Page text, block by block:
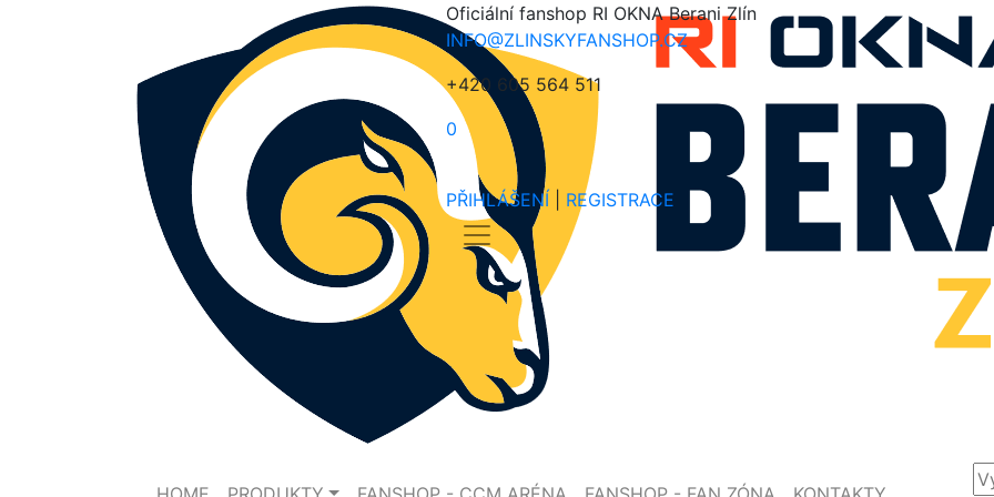
Oficiální fanshop RI OKNA Berani Zlín
INFO@ZLINSKYFANSHOP.CZ
+420 605 564 511
0
PŘIHLÁŠENÍ REGISTRACE